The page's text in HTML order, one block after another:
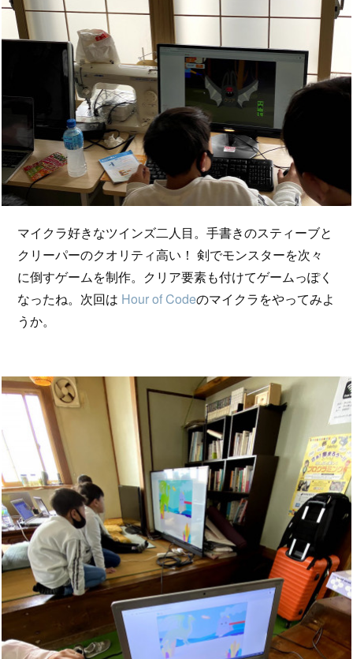
マイクラ好きなツインズ二人目。手書きのスティーブと
クリーパーのクオリティ高い！ 剣でモンスターを次々
に倒すゲームを制作。クリア要素も付けてゲームっぽく
なったね。次回は Hour of Codeのマイクラをやってみよ
うか。